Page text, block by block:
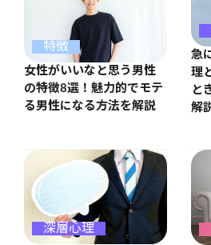
特徴
女性がいいなと思う男性
の特徴8選！魅力的でモテ
る男性になる方法を解説
急
理
と
解
深層心理